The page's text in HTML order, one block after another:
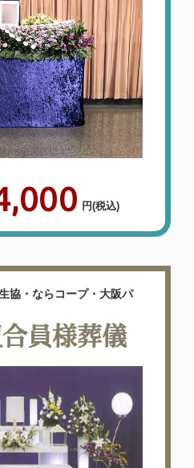
るので、また利
りへも紹介した
大阪石切家族葬ホー
阪府 東大阪市 中石切
説明わかりやすくして
の問題もなくよくして
ーズな進行でした。お
たし、大変満足してお
適正だったと思ってい
いと思っていますし、
と思います。【泉屋
く見る
円(税込)
協・ならコープ・大阪パ
員様葬儀